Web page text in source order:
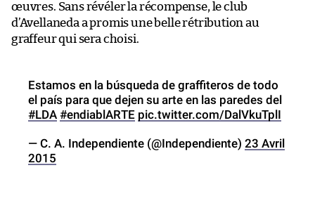
œuvres. Sans révéler la récompense, le club
d’Avellaneda a promis une belle rétribution au
graffeur qui sera choisi.
Estamos en la búsqueda de graffiteros de todo
el país para que dejen su arte en las paredes del
#LDA #endiablARTE pic.twitter.com/DalVkuTplI
— C. A. Independiente (@Independiente) 23 Avril
2015